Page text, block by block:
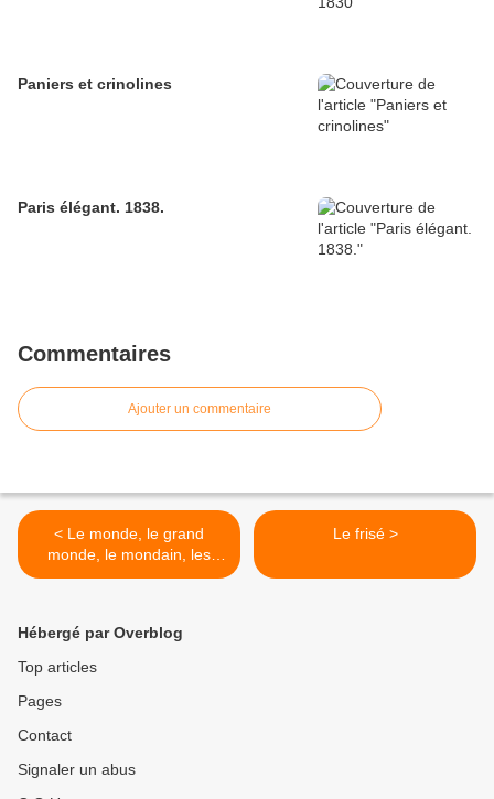
Paniers et crinolines
Paris élégant. 1838.
Commentaires
Ajouter un commentaire
< Le monde, le grand
monde, le mondain, les
mondanités, la femme et
Le frisé >
Hébergé par Overblog
Top articles
Pages
Contact
Signaler un abus